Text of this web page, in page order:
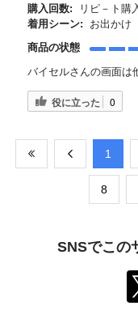
購入回数:
リピ－ト購
着用シーン:
お出かけ
商品の状態
バイセルさんの画面は
役に立った 0
​1
​8
SNSでこの